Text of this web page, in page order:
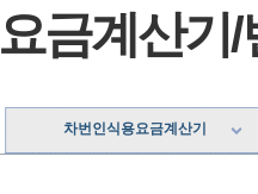
회사연혁
조직도
오시는 길
요금계산기
차번인식용요금계산기